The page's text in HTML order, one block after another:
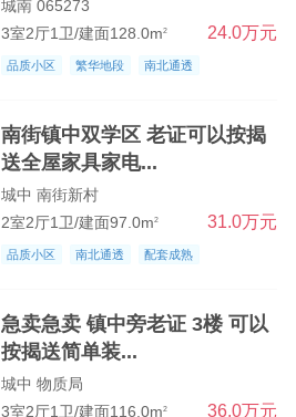
城南 065273
3室2厅1卫/建面128.0m2 24.0万元
品质小区 繁华地段 南北通透
南街镇中双学区 老证可以按揭
送全屋家具家电...
城中 南街新村
2室2厅1卫/建面97.0m2 31.0万元
品质小区 南北通透 配套成熟
急卖急卖 镇中旁老证 3楼 可以
按揭送简单装...
城中 物质局
3室2厅1卫/建面116.0m2 36.0万元